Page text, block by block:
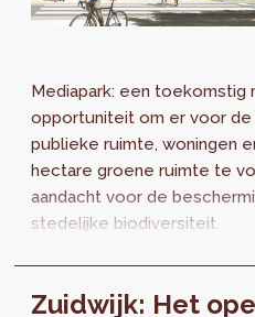
Mediapark: een toekomstig
opportuniteit om er voor de
publieke ruimte, woningen
hectare groene ruimte te
aandacht voor de
stedelijke biodiversiteit.
Zuidwijk: Het